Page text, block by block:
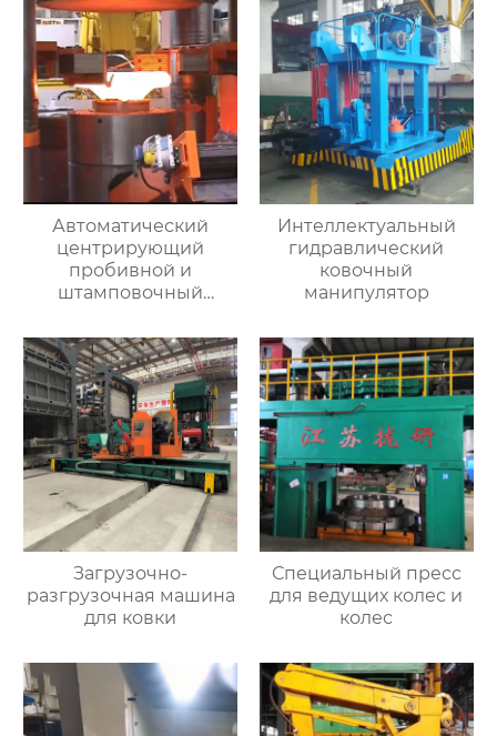
Автоматический
центрирующий
пробивной и
штамповочный
пресс
Интеллектуальный
гидравлический
ковочный
манипулятор
Загрузочно-
разгрузочная машина
для ковки
Специальный пресс
для ведущих колес и
колес